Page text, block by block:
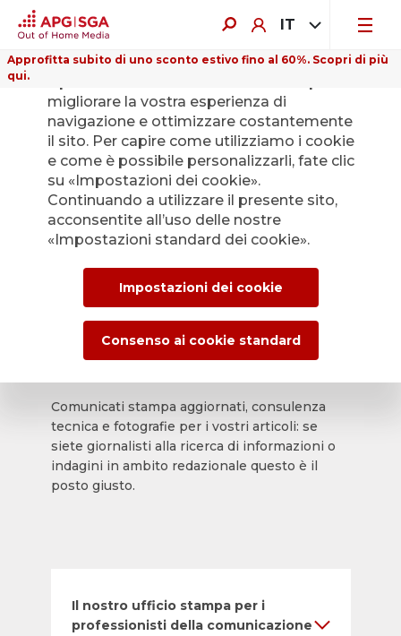
IT
Approfitta subito di uno sconto estivo fino al 60%. Scopri di più
qui.
Indietro
L’Ufficio stampa di
APG|SGA per le
news e i comunicati
stampa.
Comunicati stampa aggiornati, consulenza
tecnica e fotografie per i vostri articoli: se
siete giornalisti alla ricerca di informazioni o
indagini in ambito redazionale questo è il
posto giusto.
Il nostro ufficio stampa per i
professionisti della comunicazione
migliorare la vostra esperienza di
navigazione e ottimizzare costantemente
il sito. Per capire come utilizziamo i cookie
e come è possibile personalizzarli, fate clic
su «Impostazioni dei cookie».
Continuando a utilizzare il presente sito,
acconsentite all’uso delle nostre
«Impostazioni standard dei cookie».
Impostazioni dei cookie
Consenso ai cookie standard